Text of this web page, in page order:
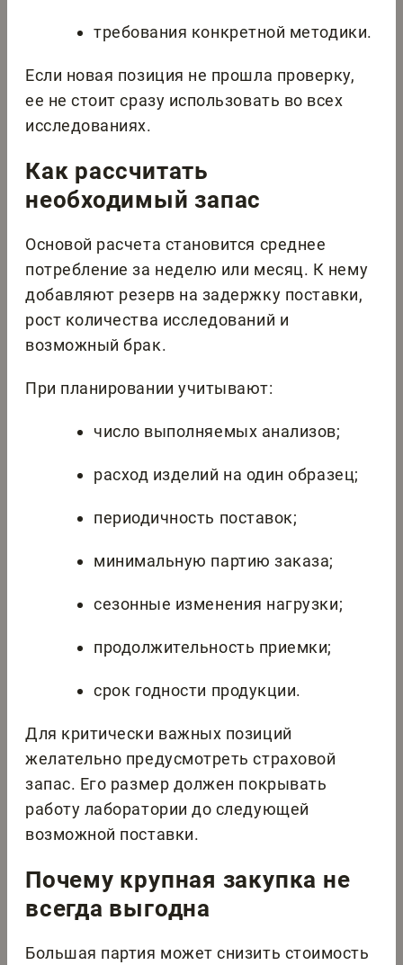
требования конкретной методики.
Если новая позиция не прошла проверку,
ее не стоит сразу использовать во всех
исследованиях.
Как рассчитать
необходимый запас
Основой расчета становится среднее
потребление за неделю или месяц. К нему
добавляют резерв на задержку поставки,
рост количества исследований и
возможный брак.
При планировании учитывают:
число выполняемых анализов;
расход изделий на один образец;
периодичность поставок;
минимальную партию заказа;
сезонные изменения нагрузки;
продолжительность приемки;
срок годности продукции.
Для критически важных позиций
желательно предусмотреть страховой
запас. Его размер должен покрывать
работу лаборатории до следующей
возможной поставки.
Почему крупная закупка не
всегда выгодна
Большая партия может снизить стоимость